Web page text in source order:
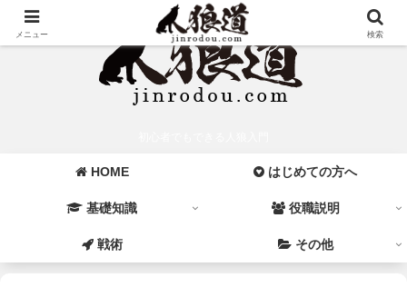
HOME はじめての方へ
基礎知識 役職説明
戦術 その他
メニュー 検索